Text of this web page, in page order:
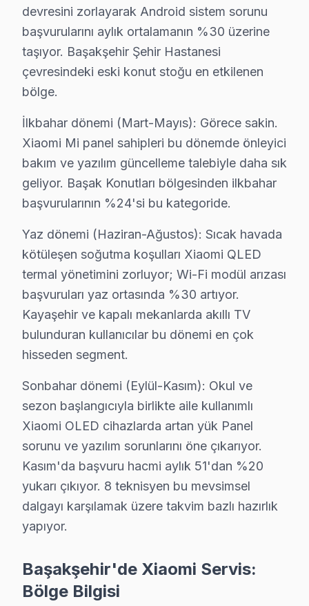
• Başakşehir servisimizde güncel teknoloji ve arıza
• Başakşehir'de müşteri memnuniyeti odaklı yaklaşım
• Temiz ve düzenli çalışma prensibi
TV'niz Başakşehir'da profesyonel ellerde — kalıcı
Xiaomi Servisimizin Kapsamı – Başakşehir ve
Başakşehir ve yakın bölgelerde Xiaomi televizyon
Kapsama alanımız:
• Başakşehir tüm semtler ve mahalleler
• Bitişik ilçelere servis erişimi
• Apartman, rezidans ve iş yeri servisi
Başakşehir çevresinde Xiaomi servisi için hemen
Başakşehir'de Xiaomi Orijinal Parça – 2 Yıl
Xiaomi Servisi Garanti ve Sonrası Destek
Başakşehir Xiaomi TV Servis Garanti Belgesi - 1 Yıl Parça
Başakşehir servisinde işçilik garantisi: Xiaomi tamiri
Xiaomi parça garantisi: Başakşehir'de değiştirdiğimiz
Garanti belgesi: Her Başakşehir bu marka tamiri
Başakşehir servis sonrası erişim: "Xiaomi TV'min sesi
Başakşehir Xiaomi Altyapı ve Arıza Profili
Başakşehir'nin Yeni şehir dokusu Xiaomi akıllı TV
Metro ve TEM Otoyolu güzergahı boyunca uzanan
devresini zorlayarak Android sistem sorunu
başvurularını aylık ortalamanın %30 üzerine
taşıyor. Başakşehir Şehir Hastanesi
çevresindeki eski konut stoğu en etkilenen
bölge.
İlkbahar dönemi (Mart-Mayıs): Görece sakin.
Xiaomi Mi panel sahipleri bu dönemde önleyici
bakım ve yazılım güncelleme talebiyle daha sık
geliyor. Başak Konutları bölgesinden ilkbahar
başvurularının %24'si bu kategoride.
Yaz dönemi (Haziran-Ağustos): Sıcak havada
kötüleşen soğutma koşulları Xiaomi QLED
termal yönetimini zorluyor; Wi-Fi modül arızası
başvuruları yaz ortasında %30 artıyor.
Kayaşehir ve kapalı mekanlarda akıllı TV
bulunduran kullanıcılar bu dönemi en çok
hisseden segment.
Sonbahar dönemi (Eylül-Kasım): Okul ve
sezon başlangıcıyla birlikte aile kullanımlı
Xiaomi OLED cihazlarda artan yük Panel
sorunu ve yazılım sorunlarını öne çıkarıyor.
Kasım'da başvuru hacmi aylık 51'dan %20
yukarı çıkıyor. 8 teknisyen bu mevsimsel
dalgayı karşılamak üzere takvim bazlı hazırlık
yapıyor.
Başakşehir'de Xiaomi Servis:
Bölge Bilgisi